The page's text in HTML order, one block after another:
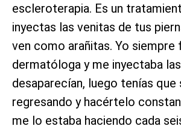
escleroterapia. Es un
inyectas las venitas de tus
ven como arañitas. Yo siempre
dermatóloga y me inyectaba
desaparecían, luego tenías que
regresando y hacértelo
me lo estaba haciendo cada